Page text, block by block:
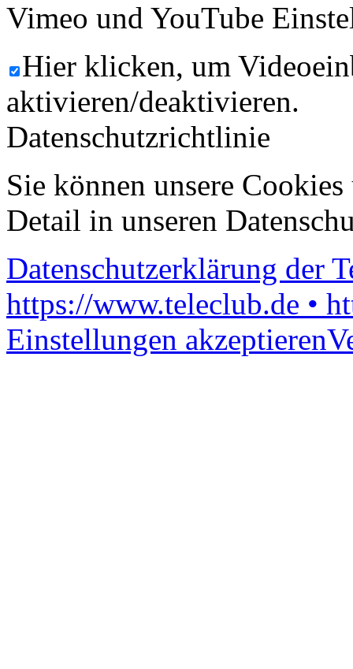
Vimeo und YouTube
Hier klicken, um
aktivieren/deaktivieren.
Datenschutzrichtlinie
Sie können unsere
Detail in unseren
Datenschutzerklärung der
https://www.teleclub.de •
Einstellungen akzeptieren